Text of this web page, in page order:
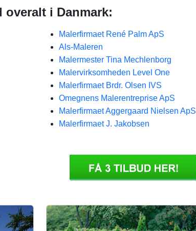
i Danmark:
Malerfirmaet René Palm ApS
Als-Maleren
Malermester Tina Mechlenborg
Malervirksomheden Level One
Malerfirmaet Brdr. Olsen IVS
Omegnens Malerentreprise ApS
Malerfirmaet Aggergaard Nielsen ApS
Malerfirmaet J. Jakobsen